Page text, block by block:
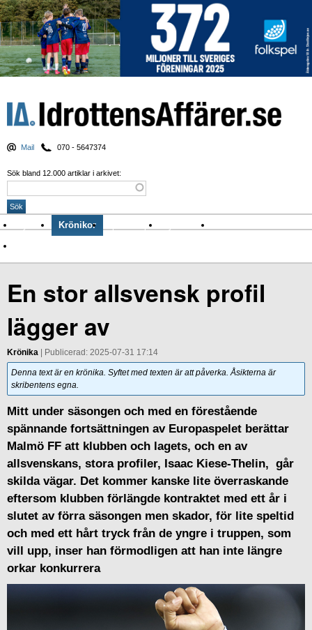
Mail 070 - 5647374
Sök bland 12.000 artiklar i arkivet:
Nyheter Krönikor Sport & spel Nyhetsbrev
En stor allsvensk profil
lägger av
Krönika | Publicerad: 2025-07-31 17:14
Denna text är en krönika. Syftet med texten är att påverka. Åsikterna är
skribentens egna.
Mitt under säsongen och med en förestående
spännande fortsättningen av Europaspelet berättar
Malmö FF att klubben och lagets, och en av
allsvenskans, stora profiler, Isaac Kiese-Thelin, går
skilda vägar. Det kommer kanske lite överraskande
eftersom klubben förlängde kontraktet med ett år i
slutet av förra säsongen men skador, för lite speltid
och med ett hårt tryck från de yngre i truppen, som
vill upp, inser han förmodligen att han inte längre
orkar konkurrera